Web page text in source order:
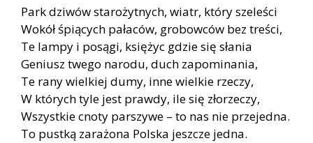
Park dziwów starożytnych, wiatr, który szeleści
Wokół śpiących pałaców, grobowców bez treści,
Te lampy i posągi, księżyc gdzie się słania
Geniusz twego narodu, duch zapominania,
Te rany wielkiej dumy, inne wielkie rzeczy,
W których tyle jest prawdy, ile się złorzeczy,
Wszystkie cnoty parszywe – to nas nie przejedna.
To pustką zarażona Polska jeszcze jedna.